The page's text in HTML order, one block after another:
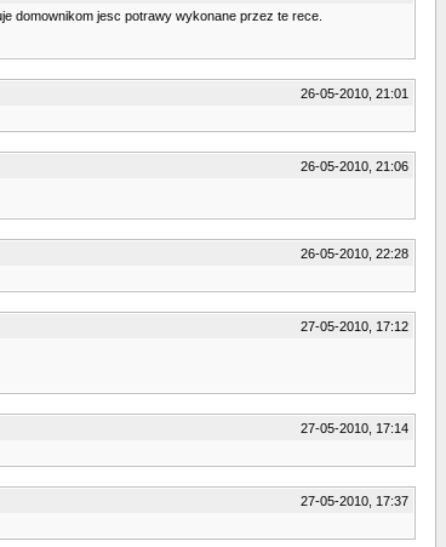
domownikom jesc potrawy wykonane przez te rece.
26-05-2010, 21:01
26-05-2010, 21:06
26-05-2010, 22:28
27-05-2010, 17:12
27-05-2010, 17:14
27-05-2010, 17:37